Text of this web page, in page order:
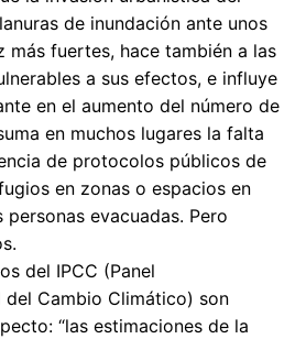
de inundación ante unos
más fuertes, hace también a las
a sus efectos, e influye
en el aumento del número de
en muchos lugares la falta
de protocolos públicos de
en zonas o espacios en
evacuadas. Pero
del IPCC (Panel
del Cambio Climático) son
“las estimaciones de la